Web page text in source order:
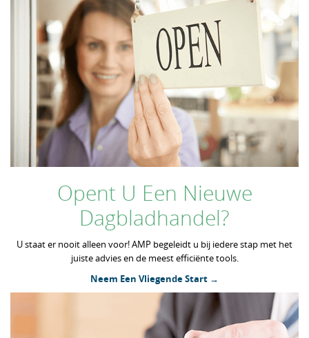
Opent U Een Nieuwe
Dagbladhandel?
U staat er nooit alleen voor! AMP begeleidt u bij iedere stap met het
juiste advies en de meest efficiënte tools.
Neem Een Vliegende Start →